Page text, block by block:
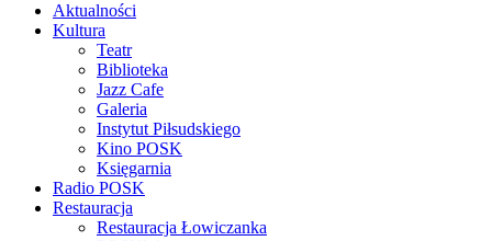
Aktualności
Kultura
Teatr
Biblioteka
Jazz Cafe
Galeria
Instytut Piłsudskiego
Kino POSK
Księgarnia
Radio POSK
Restauracja
Restauracja Łowiczanka